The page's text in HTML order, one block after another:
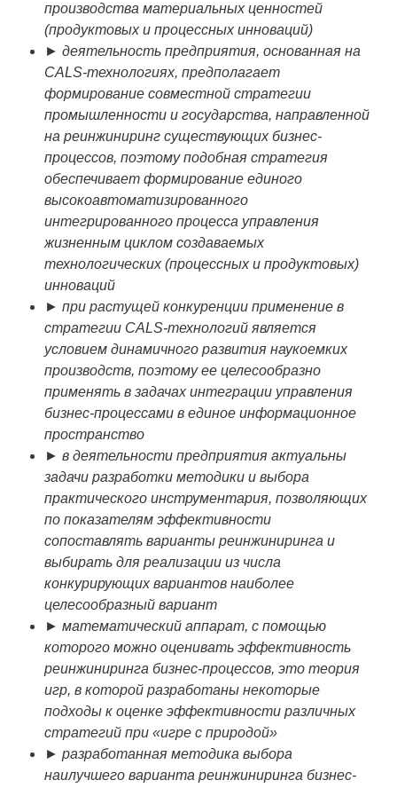
производства материальных ценностей
(продуктовых и процессных инноваций)
► деятельность предприятия, основанная на
CALS-технологиях, предполагает
формирование совместной стратегии
промышленности и государства, направленной
на реинжиниринг существующих бизнес-
процессов, поэтому подобная стратегия
обеспечивает формирование единого
высокоавтоматизированного
интегрированного процесса управления
жизненным циклом создаваемых
технологических (процессных и продуктовых)
инноваций
► при растущей конкуренции применение в
стратегии CALS-технологий является
условием динамичного развития наукоемких
производств, поэтому ее целесообразно
применять в задачах интеграции управления
бизнес-процессами в единое информационное
пространство
► в деятельности предприятия актуальны
задачи разработки методики и выбора
практического инструментария, позволяющих
по показателям эффективности
сопоставлять варианты реинжиниринга и
выбирать для реализации из числа
конкурирующих вариантов наиболее
целесообразный вариант
► математический аппарат, с помощью
которого можно оценивать эффективность
реинжиниринга бизнес-процессов, это теория
игр, в которой разработаны некоторые
подходы к оценке эффективности различных
стратегий при «игре с природой»
► разработанная методика выбора
наилучшего варианта реинжиниринга бизнес-